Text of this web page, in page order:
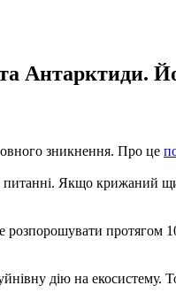
Антарктиди.
зникнення. Про це
Якщо крижаний
розпорошувати протягом
дію на